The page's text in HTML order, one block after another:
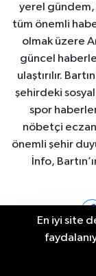
yerel gündem,
tüm önemli
olmak üzere
güncel
ulaştırılır.
şehirdeki
spor
nöbetçi
önemli şehir
İnfo,
Bartın Nöbetçi
En iyi site
Şüpheli